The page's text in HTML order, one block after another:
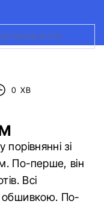
0 ХВ
зі
По-перше, він
Всі
обшивкою. По-